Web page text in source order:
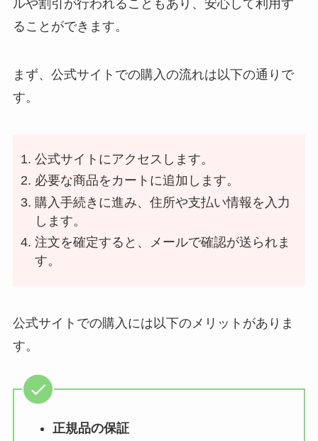
ルや割引が行われることもあり、安心して利用す
ることができます。
まず、公式サイトでの購入の流れは以下の通りで
す。
公式サイトにアクセスします。
必要な商品をカートに追加します。
購入手続きに進み、住所や支払い情報を入力
します。
注文を確定すると、メールで確認が送られま
す。
公式サイトでの購入には以下のメリットがありま
す。
正規品の保証